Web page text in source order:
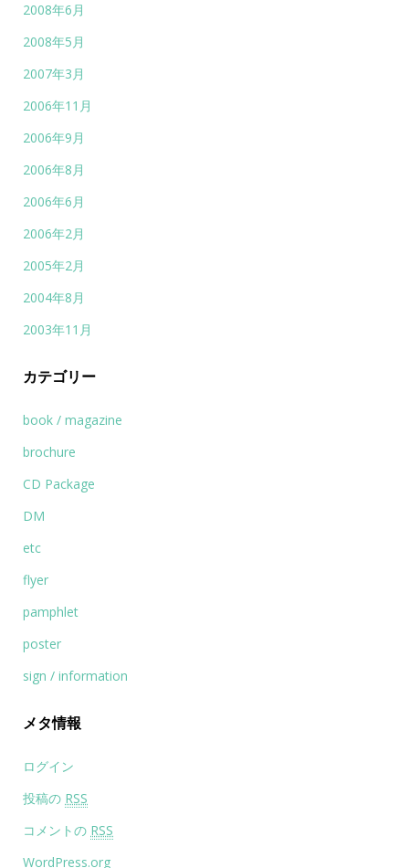
2008年6月
2008年5月
2007年3月
2006年11月
2006年9月
2006年8月
2006年6月
2006年2月
2005年2月
2004年8月
2003年11月
カテゴリー
book / magazine
brochure
CD Package
DM
etc
flyer
pamphlet
poster
sign / information
メタ情報
ログイン
投稿の RSS
コメントの RSS
WordPress.org